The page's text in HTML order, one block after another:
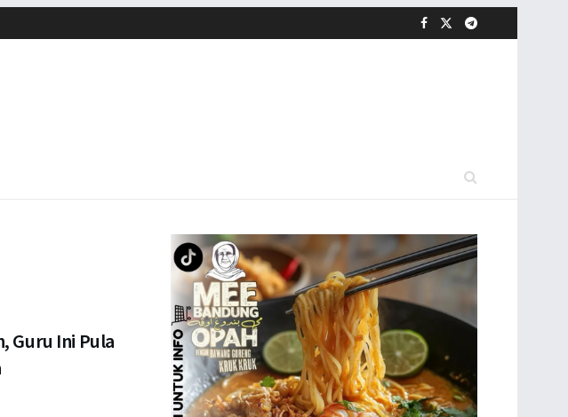
Guru Ini Pula